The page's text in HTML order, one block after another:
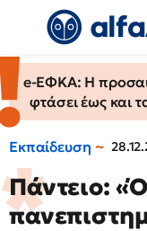
e-ΕΦΚΑ: Η
φτάσει έως και
Εκπαίδευση
Πάντειο: